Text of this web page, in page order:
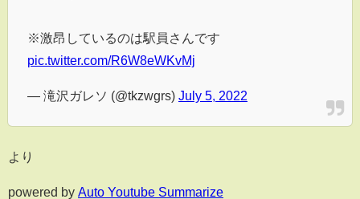
※激昂しているのは駅員さんです
pic.twitter.com/R6W8eWKvMj
— 滝沢ガレソ (@tkzwgrs) July 5, 2022
より
powered by Auto Youtube Summarize